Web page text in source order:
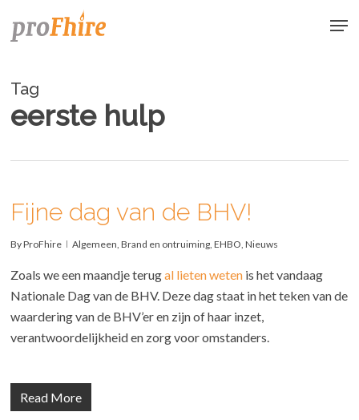
Tag
eerste hulp
Fijne dag van de BHV!
ByProFhire Algemeen,Brand en ontruiming,EHBO,Nieuws
Zoals we een maandje terugal lieten weten is het vandaag
Nationale Dag van de BHV. Deze dag staat in het teken van de
waardering van de BHV’er en zijn of haar inzet,
verantwoordelijkheid en zorg voor omstanders.
Read More